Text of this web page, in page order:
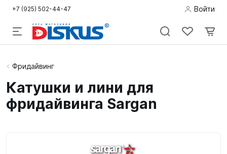
+7 (925) 502-44-47 Войти
Подводная
Дайвинг
Фридайвинг
Катушки и лини для
фридайвинга Sargan